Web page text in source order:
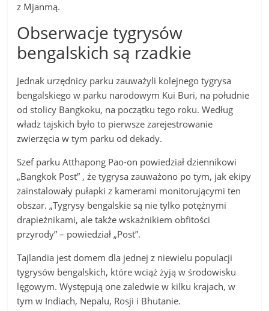
z Mjanmą.
Obserwacje tygrysów
bengalskich są rzadkie
Jednak urzędnicy parku zauważyli kolejnego tygrysa
bengalskiego w parku narodowym Kui Buri, na południe
od stolicy Bangkoku, na początku tego roku. Według
władz tajskich było to pierwsze zarejestrowanie
zwierzęcia w tym parku od dekady.
Szef parku Atthapong Pao-on powiedział dziennikowi
„Bangkok Post” , że tygrysa zauważono po tym, jak ekipy
zainstalowały pułapki z kamerami monitorującymi ten
obszar. „Tygrysy bengalskie są nie tylko potężnymi
drapieżnikami, ale także wskaźnikiem obfitości
przyrody” – powiedział „Post”.
Tajlandia jest domem dla jednej z niewielu populacji
tygrysów bengalskich, które wciąż żyją w środowisku
lęgowym. Występują one zaledwie w kilku krajach, w
tym w Indiach, Nepalu, Rosji i Bhutanie.